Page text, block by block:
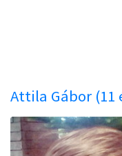
Attila Gábor (11